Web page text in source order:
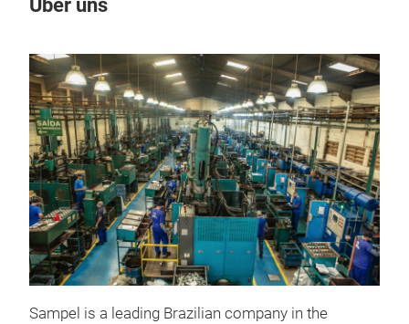
Über uns
Sampel is a leading Brazilian company in the